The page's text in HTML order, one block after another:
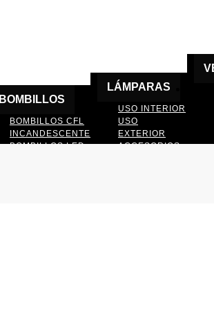
BOMBILLOS
BOMBILLOS CFL
INCANDESCENTE
BOMBILLOS LED
LÁMPARAS
USO INTERIOR
USO
EXTERIOR
ACCESORIOS